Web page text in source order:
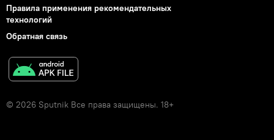
Правила применения рекомендательных
технологий
Обратная связь
© 2026 Sputnik Все права защищены. 18+